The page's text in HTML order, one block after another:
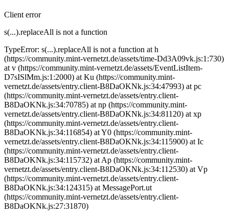
Client error
s(...).replaceAll is not a function
TypeError: s(...).replaceAll is not a function at h
(https://community.mint-vernetzt.de/assets/time-Dd3A09vk.js:1:730)
at v (https://community.mint-vernetzt.de/assets/EventListItem-
D7sISlMm.js:1:2000) at Ku (https://community.mint-
vernetzt.de/assets/entry.client-B8DaOKNk.js:34:47993) at pc
(https://community.mint-vernetzt.de/assets/entry.client-
B8DaOKNk.js:34:70785) at np (https://community.mint-
vernetzt.de/assets/entry.client-B8DaOKNk.js:34:81120) at xp
(https://community.mint-vernetzt.de/assets/entry.client-
B8DaOKNk.js:34:116854) at Y0 (https://community.mint-
vernetzt.de/assets/entry.client-B8DaOKNk.js:34:115900) at Ic
(https://community.mint-vernetzt.de/assets/entry.client-
B8DaOKNk.js:34:115732) at Ap (https://community.mint-
vernetzt.de/assets/entry.client-B8DaOKNk.js:34:112530) at Vp
(https://community.mint-vernetzt.de/assets/entry.client-
B8DaOKNk.js:34:124315) at MessagePort.ut
(https://community.mint-vernetzt.de/assets/entry.client-
B8DaOKNk.js:27:31870)